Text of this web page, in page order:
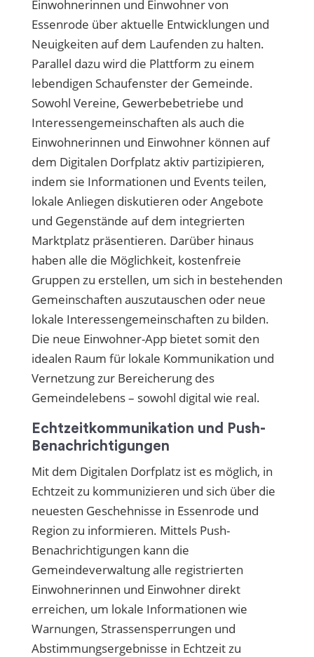
Einwohnerinnen und Einwohner von
Essenrode über aktuelle Entwicklungen und
Neuigkeiten auf dem Laufenden zu halten.
Parallel dazu wird die Plattform zu einem
lebendigen Schaufenster der Gemeinde.
Sowohl Vereine, Gewerbebetriebe und
Interessengemeinschaften als auch die
Einwohnerinnen und Einwohner können auf
dem Digitalen Dorfplatz aktiv partizipieren,
indem sie Informationen und Events teilen,
lokale Anliegen diskutieren oder Angebote
und Gegenstände auf dem integrierten
Marktplatz präsentieren. Darüber hinaus
haben alle die Möglichkeit, kostenfreie
Gruppen zu erstellen, um sich in bestehenden
Gemeinschaften auszutauschen oder neue
lokale Interessengemeinschaften zu bilden.
Die neue Einwohner-App bietet somit den
idealen Raum für lokale Kommunikation und
Vernetzung zur Bereicherung des
Gemeindelebens – sowohl digital wie real.
Echtzeitkommunikation und Push-
Benachrichtigungen
Mit dem Digitalen Dorfplatz ist es möglich, in
Echtzeit zu kommunizieren und sich über die
neuesten Geschehnisse in Essenrode und
Region zu informieren. Mittels Push-
Benachrichtigungen kann die
Gemeindeverwaltung alle registrierten
Einwohnerinnen und Einwohner direkt
erreichen, um lokale Informationen wie
Warnungen, Strassensperrungen und
Abstimmungsergebnisse in Echtzeit zu